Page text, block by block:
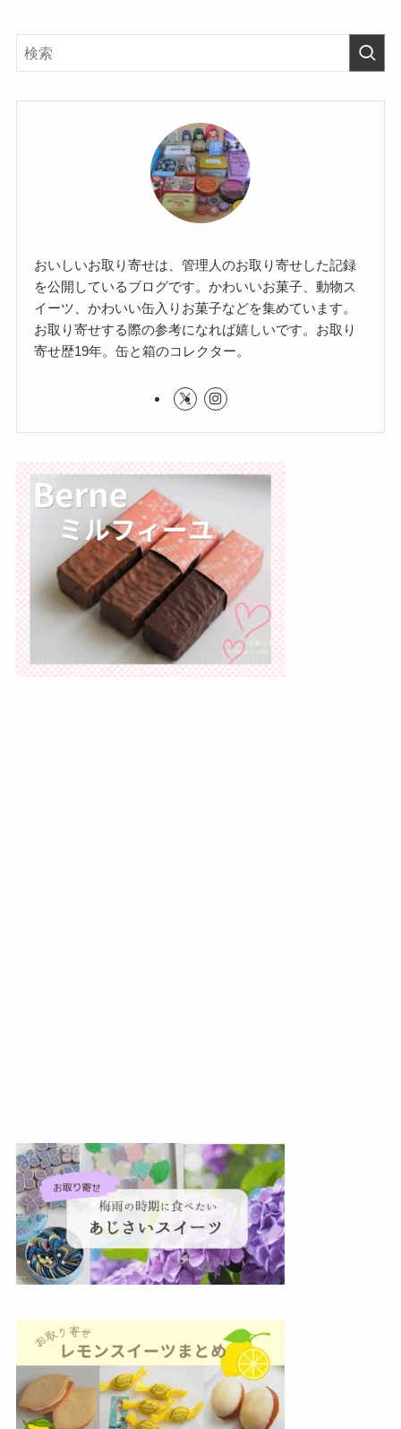
おいしいお取り寄せは、管理人のお取り寄せした記録
を公開しているブログです。かわいいお菓子、動物ス
イーツ、かわいい缶入りお菓子などを集めています。
お取り寄せする際の参考になれば嬉しいです。お取り
寄せ歴19年。缶と箱のコレクター。